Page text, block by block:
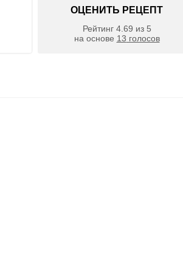
ОЦЕНИТЬ РЕЦЕПТ
Рейтинг 4.69 из 5
на основе 13 голосов